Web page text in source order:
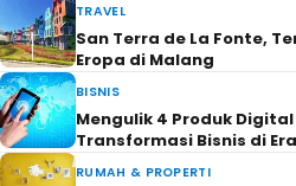
TRAVEL
San Terra de La Fonte,
Eropa di Malang
BISNIS
Mengulik 4 Produk
Transformasi Bisnis di
RUMAH & PROPERTI